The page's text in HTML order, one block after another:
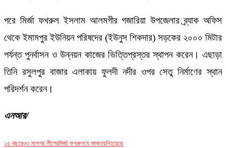
পরে মির্জা ফখরুল ইসলাম আলমগীর গজারিয়া উপজেলার ব্র্যাক অফিস
থেকে ইমামপুর ইউনিয়ন পরিষদের (ইউনুস শিকদার) সড়কের ২০০০ মিটার
পর্যন্ত পুনর্বাসন ও উন্নয়ন কাজের ভিত্তিপ্রস্তর স্থাপন করেন। এছাড়া
তিনি রসুলপুর বাজার এলাকায় ফুলদী নদীর ওপর সেতু নির্মাণের স্থান
পরিদর্শন করেন।
এনআর/
১৫ বছরেও৩ মাসআ.লীগেরমির্জা ফখরুলযে কাজহয়নিহয়েছে